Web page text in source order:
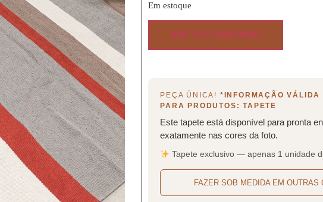
Em estoque
ADC AO CARRINHO
PEÇA ÚNICA! *INFORMAÇÃO VÁLIDA
PARA PRODUTOS: TAPETE
Este tapete está disponível para pronta
exatamente nas cores da foto.
Tapete exclusivo — apenas 1 unidade
FAZER SOB MEDIDA EM OUTRAS